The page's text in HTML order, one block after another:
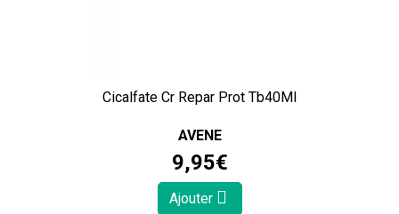
Cicalfate Cr Repar Prot Tb40Ml
AVENE
9,95€
Ajouter